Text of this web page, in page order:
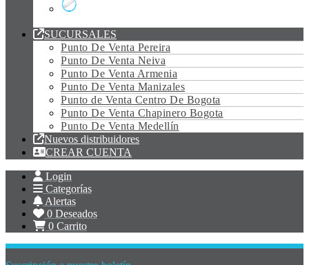
SUCURSALES
Punto De Venta Pereira
Punto De Venta Neiva
Punto De Venta Armenia
Punto De Venta Manizales
Punto de Venta Centro De Bogota
Punto De Venta Chapinero Bogota
Punto De Venta Medellín
Nuevos distribuidores
CREAR CUENTA
Login
Categorías
Alertas
0 Deseados
0 Carrito